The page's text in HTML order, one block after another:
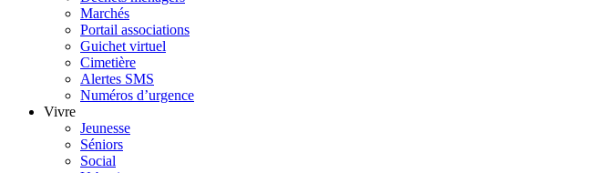
Marchés
Portail associations
Guichet virtuel
Cimetière
Alertes SMS
Numéros d’urgence
Vivre
Jeunesse
Séniors
Social